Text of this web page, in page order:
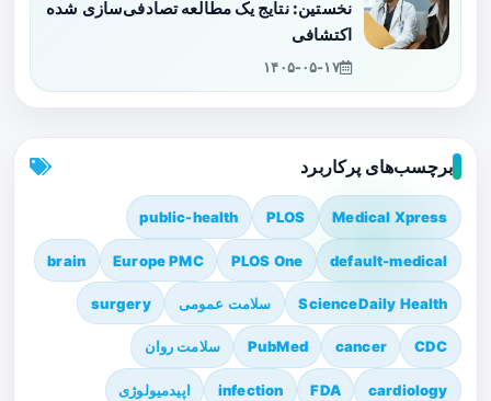
نخستین: نتایج یک مطالعه تصادفی‌سازی شده
اکتشافی
۱۴۰۵-۰۵-۱۷
برچسب‌های پرکاربرد
Medical Xpress
PLOS
public-health
default-medical
PLOS One
Europe PMC
brain
ScienceDaily Health سلامت عمومی surgery
CDC
cancer
PubMed سلامت روان
cardiology
FDA
infection اپیدمیولوژی